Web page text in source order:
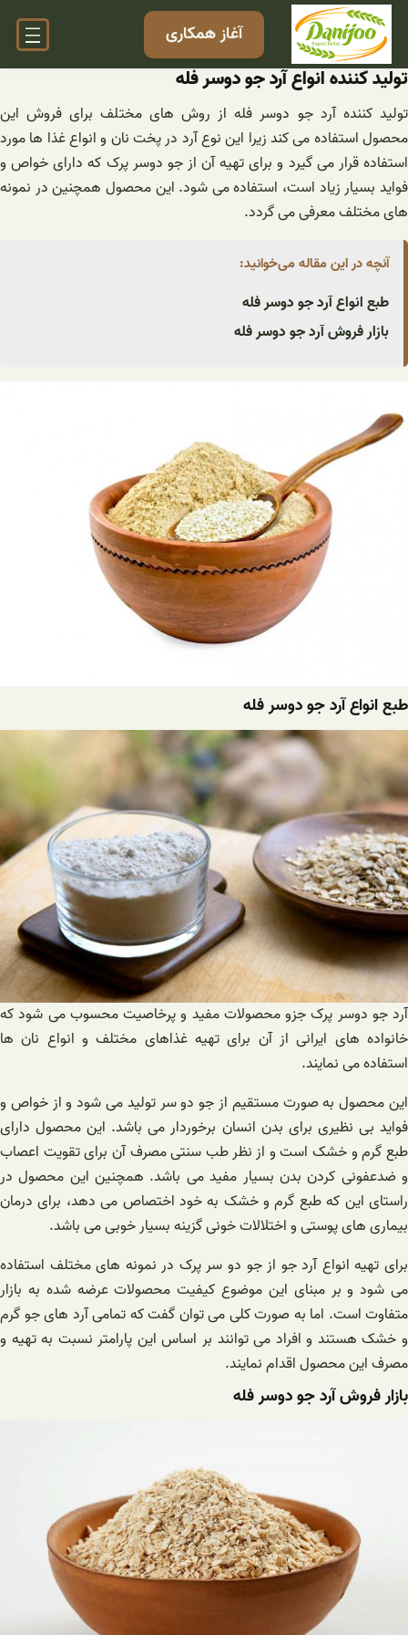
رفتن
محتوا
آغاز همکاری
تولید کننده انواع آرد جو دوسر فله
تولید کننده آرد جو دوسر فله از روش‌ های مختلف برای فروش این
محصول استفاده می کند زیرا این نوع آرد در پخت نان و انواع غذا ها مورد
استفاده قرار می ‌گیرد و برای تهیه آن از جو دوسر پرک که دارای خواص و
فواید بسیار زیاد است، استفاده می شود. این محصول همچنین در نمونه
های مختلف معرفی می‌ گردد.
آنچه در این مقاله می‌خوانید:
طبع انواع آرد جو دوسر فله
بازار فروش آرد جو دوسر فله
طبع انواع آرد جو دوسر فله
آرد جو دوسر پرک جزو محصولات مفید و پرخاصیت محسوب می ‌شود که
خانواده‌ های ایرانی از آن برای تهیه غذاهای مختلف و انواع نان ها
استفاده می نمایند.
این محصول به صورت مستقیم از جو دو سر تولید می‌ شود و از خواص و
فواید بی نظیری برای بدن انسان برخوردار می باشد. این محصول دارای
طبع گرم و خشک است و از نظر طب سنتی مصرف آن برای تقویت اعصاب
و ضدعفونی کردن بدن بسیار مفید می باشد. همچنین این محصول در
راستای این که طبع گرم و خشک به خود اختصاص می دهد، برای درمان
بیماری‌ های پوستی و اختلالات خونی گزینه بسیار خوبی می باشد.
برای تهیه انواع آرد جو از جو دو سر پرک در نمونه های مختلف استفاده
می شود و بر مبنای این موضوع کیفیت محصولات عرضه شده به بازار
متفاوت است. اما به صورت کلی می ‌توان گفت که تمامی آرد های جو گرم
و خشک هستند و افراد می ‌توانند بر اساس این پارامتر نسبت به تهیه و
مصرف این محصول اقدام نمایند.
بازار فروش آرد جو دوسر فله